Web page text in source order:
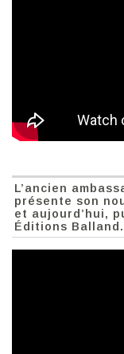
L’ancien
présente son
et aujourd’hui,
Éditions Balland.